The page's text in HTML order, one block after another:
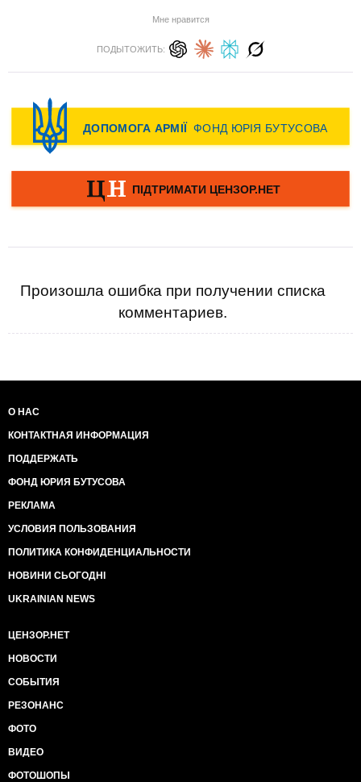
Мне нравится
ПОДЫТОЖИТЬ:
Произошла ошибка при получении списка
комментариев.
О НАС
КОНТАКТНАЯ ИНФОРМАЦИЯ
ПОДДЕРЖАТЬ
ФОНД ЮРИЯ БУТУСОВА
РЕКЛАМА
УСЛОВИЯ ПОЛЬЗОВАНИЯ
ПОЛИТИКА КОНФИДЕНЦИАЛЬНОСТИ
НОВИНИ СЬОГОДНІ
UKRAINIAN NEWS
ЦЕНЗОР.НЕТ
НОВОСТИ
СОБЫТИЯ
РЕЗОНАНС
ФОТО
ВИДЕО
ФОТОШОПЫ